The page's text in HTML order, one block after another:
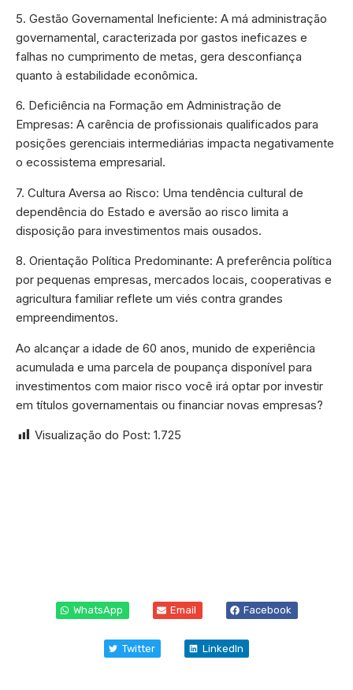
5. Gestão Governamental Ineficiente: A má administração
governamental, caracterizada por gastos ineficazes e
falhas no cumprimento de metas, gera desconfiança
quanto à estabilidade econômica.
6. Deficiência na Formação em Administração de
Empresas: A carência de profissionais qualificados para
posições gerenciais intermediárias impacta negativamente
o ecossistema empresarial.
7. Cultura Aversa ao Risco: Uma tendência cultural de
dependência do Estado e aversão ao risco limita a
disposição para investimentos mais ousados.
8. Orientação Política Predominante: A preferência política
por pequenas empresas, mercados locais, cooperativas e
agricultura familiar reflete um viés contra grandes
empreendimentos.
Ao alcançar a idade de 60 anos, munido de experiência
acumulada e uma parcela de poupança disponível para
investimentos com maior risco você irá optar por investir
em títulos governamentais ou financiar novas empresas?
Visualização do Post: 1.725
WhatsApp Email Facebook
Twitter LinkedIn